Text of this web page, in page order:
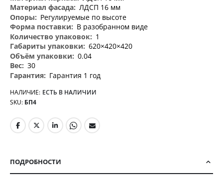
ЛДСП 16 мм
Регулируемые по высоте
В разобранном виде
1
620×420×420
0.04
30
Гарантия 1 год
НАЛИЧИЕ: ЕСТЬ В НАЛИЧИИ
SKU БП4
ПОДРОБНОСТИ